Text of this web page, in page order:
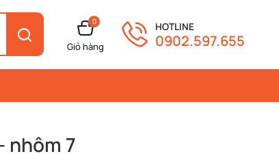
0
Giỏ hàng
HOTLINE
0902.597.655
nhôm 7